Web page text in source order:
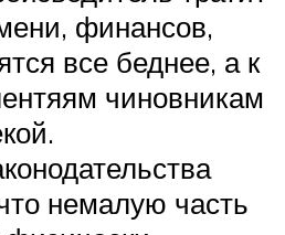
финансов,
все беднее, а к
чиновникам
немалую часть